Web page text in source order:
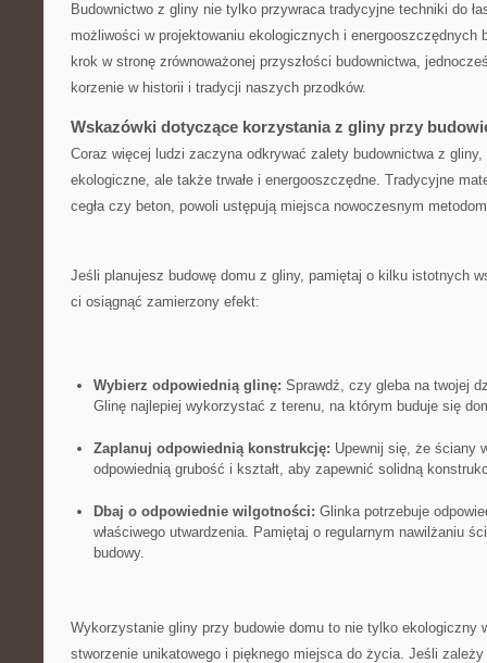
Budownictwo ‍z gliny⁢ nie tylko‌ przywraca tradycyjne techniki do
możliwości w ⁣projektowaniu ekologicznych ​i energooszczędnych
krok w‍ stronę zrównoważonej przyszłości budownictwa,
korzenie w historii i tradycji ⁢naszych przodków.
Wskazówki dotyczące korzystania z ⁢gliny przy
Coraz więcej ludzi ⁤zaczyna odkrywać zalety budownictwa z
ekologiczne, ale także trwałe i ⁢energooszczędne. Tradycyjne
cegła czy‌ beton,⁣ powoli ustępują⁣ miejsca nowoczesnym
Jeśli planujesz budowę domu z ⁤gliny, pamiętaj ⁣o kilku‌ istotnych
ci​ osiągnąć ‍zamierzony⁤ efekt:
Wybierz odpowiednią glinę: Sprawdź, czy gleba⁤ na twojej
Glinę ⁢najlepiej‌ wykorzystać z ⁢terenu, na którym⁤ buduje się
Zaplanuj ​odpowiednią konstrukcję: Upewnij się, że ściany
odpowiednią grubość ⁢i kształt, aby ⁣zapewnić solidną
Dbaj ⁣o odpowiednie wilgotności: ‌Glinka ⁤potrzebuje
właściwego utwardzenia. Pamiętaj o‍ regularnym ⁢nawilżaniu
budowy.
Wykorzystanie gliny ​przy budowie domu ⁤to ‌nie⁤ tylko ekologiczny
stworzenie unikatowego i pięknego miejsca do ⁢życia. Jeśli